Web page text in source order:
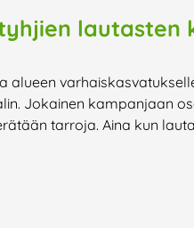
lautasten
alueen
Jokainen kampanjaan
tarroja. Aina kun